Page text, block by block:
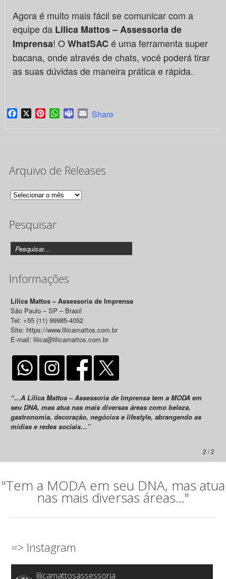
Agora é muito mais fácil se comunicar com a
equipe da Lilica Mattos – Assessoria de
Imprensa! OWhatSACé uma ferramenta super
bacana, onde através de chats, você poderá tirar
as suas dúvidas de maneira prática e rápida.
Facebook
X PinterestWhatsApp
TeamsEmail
Share
Arquivo de Releases
Arquivo
Releases
Pesquisar
Informações
Lilica Mattos – Assessoria de Imprensa
São Paulo – SP – Brasil
Tel: +55 (11) 99985-4052
Site: https://www.lilicamattos.com.br
E-mail: lilica@lilicamattos.com.br
“…A Lilica Mattos – Assessoria de Imprensa tem a MODA em
seu DNA, mas atua nas mais diversas áreas como beleza,
gastronomia, decoração, negócios e lifestyle, abrangendo as
mídias e redes sociais…”
2 / 2
"Tem a MODA em seu DNA, mas atua
nas mais diversas áreas..."
=> Instagram
lilicamattosassessoria